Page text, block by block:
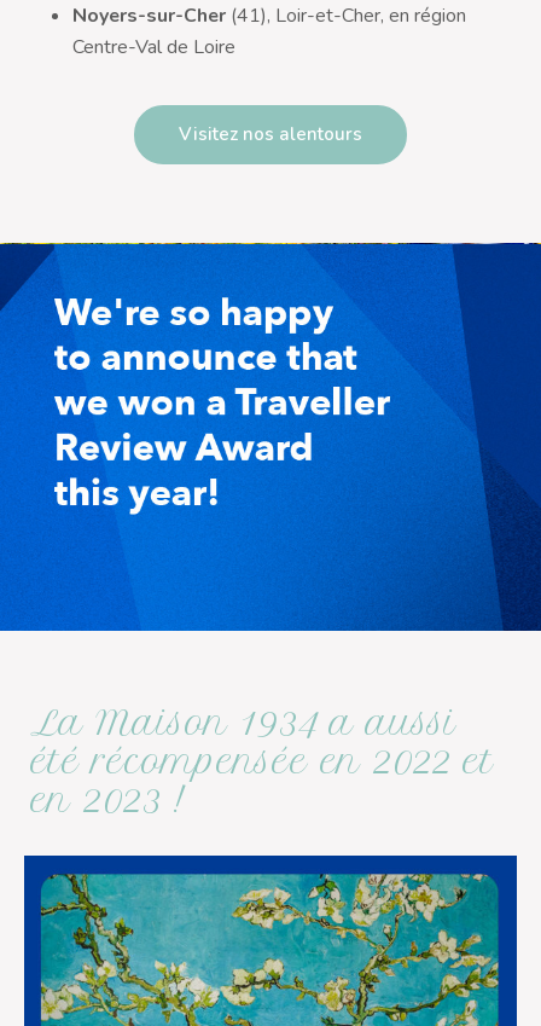
Noyers-sur-Cher (41), Loir-et-Cher, en région
Centre-Val de Loire
Visitez nos alentours
La Maison 1934 a aussi
été récompensée en 2022 et
en 2023 !